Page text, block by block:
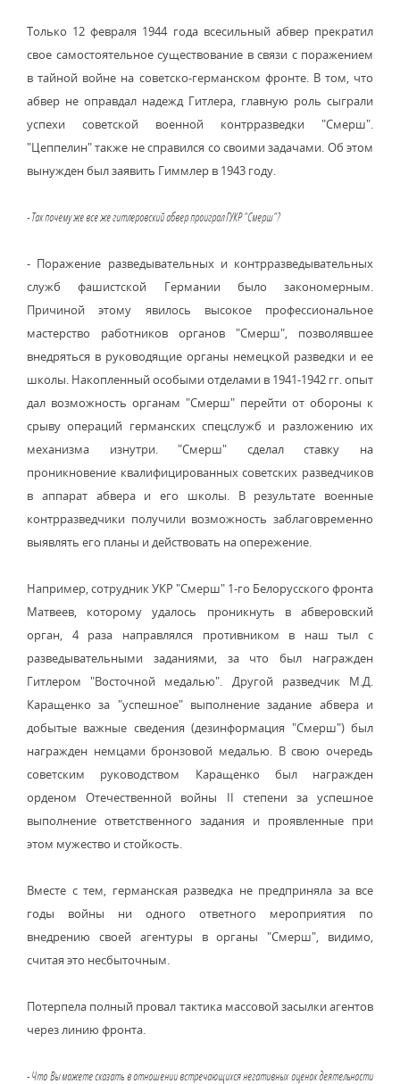
Только 12 февраля 1944 года всесильный абвер прекратил
свое самостоятельное существование в связи с поражением
в тайной войне на советско-германском фронте. В том, что
абвер не оправдал надежд Гитлера, главную роль сыграли
успехи советской военной контрразведки "Смерш".
"Цеппелин" также не справился со своими задачами. Об этом
вынужден был заявить Гиммлер в 1943 году.
- Так почему же все же гитлеровский абвер проиграл ГУКР "Смерш"?
- Поражение разведывательных и контрразведывательных
служб фашистской Германии было закономерным.
Причиной этому явилось высокое профессиональное
мастерство работников органов "Смерш", позволявшее
внедряться в руководящие органы немецкой разведки и ее
школы. Накопленный особыми отделами в 1941-1942 гг. опыт
дал возможность органам "Смерш" перейти от обороны к
срыву операций германских спецслужб и разложению их
механизма изнутри. "Смерш" сделал ставку на
проникновение квалифицированных советских разведчиков
в аппарат абвера и его школы. В результате военные
контрразведчики получили возможность заблаговременно
выявлять его планы и действовать на опережение.
Например, сотрудник УКР "Смерш" 1-го Белорусского фронта
Матвеев, которому удалось проникнуть в абверовский
орган, 4 раза направлялся противником в наш тыл с
разведывательными заданиями, за что был награжден
Гитлером "Восточной медалью". Другой разведчик М.Д.
Каращенко за "успешное" выполнение задание абвера и
добытые важные сведения (дезинформация "Смерш") был
награжден немцами бронзовой медалью. В свою очередь
советским руководством Каращенко был награжден
орденом Отечественной войны II степени за успешное
выполнение ответственного задания и проявленные при
этом мужество и стойкость.
Вместе с тем, германская разведка не предприняла за все
годы войны ни одного ответного мероприятия по
внедрению своей агентуры в органы "Смерш", видимо,
считая это несбыточным.
Потерпела полный провал тактика массовой засылки агентов
через линию фронта.
- Что Вы можете сказать в отношении встречающихся негативных оценок деятельности